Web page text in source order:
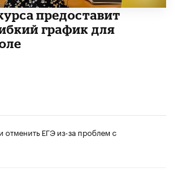
предоставит
график для
отменить ЕГЭ из-за проблем с